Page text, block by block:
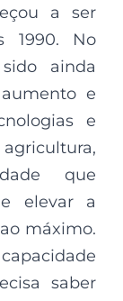
a ser
1990. No
ainda
e
e
agricultura,
que
elevar a
máximo.
saber